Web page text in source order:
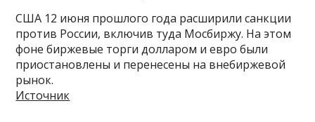
США 12 июня прошлого года расширили санкции
против России, включив туда Мосбиржу. На этом
фоне биржевые торги долларом и евро были
приостановлены и перенесены на внебиржевой
рынок.
Источник